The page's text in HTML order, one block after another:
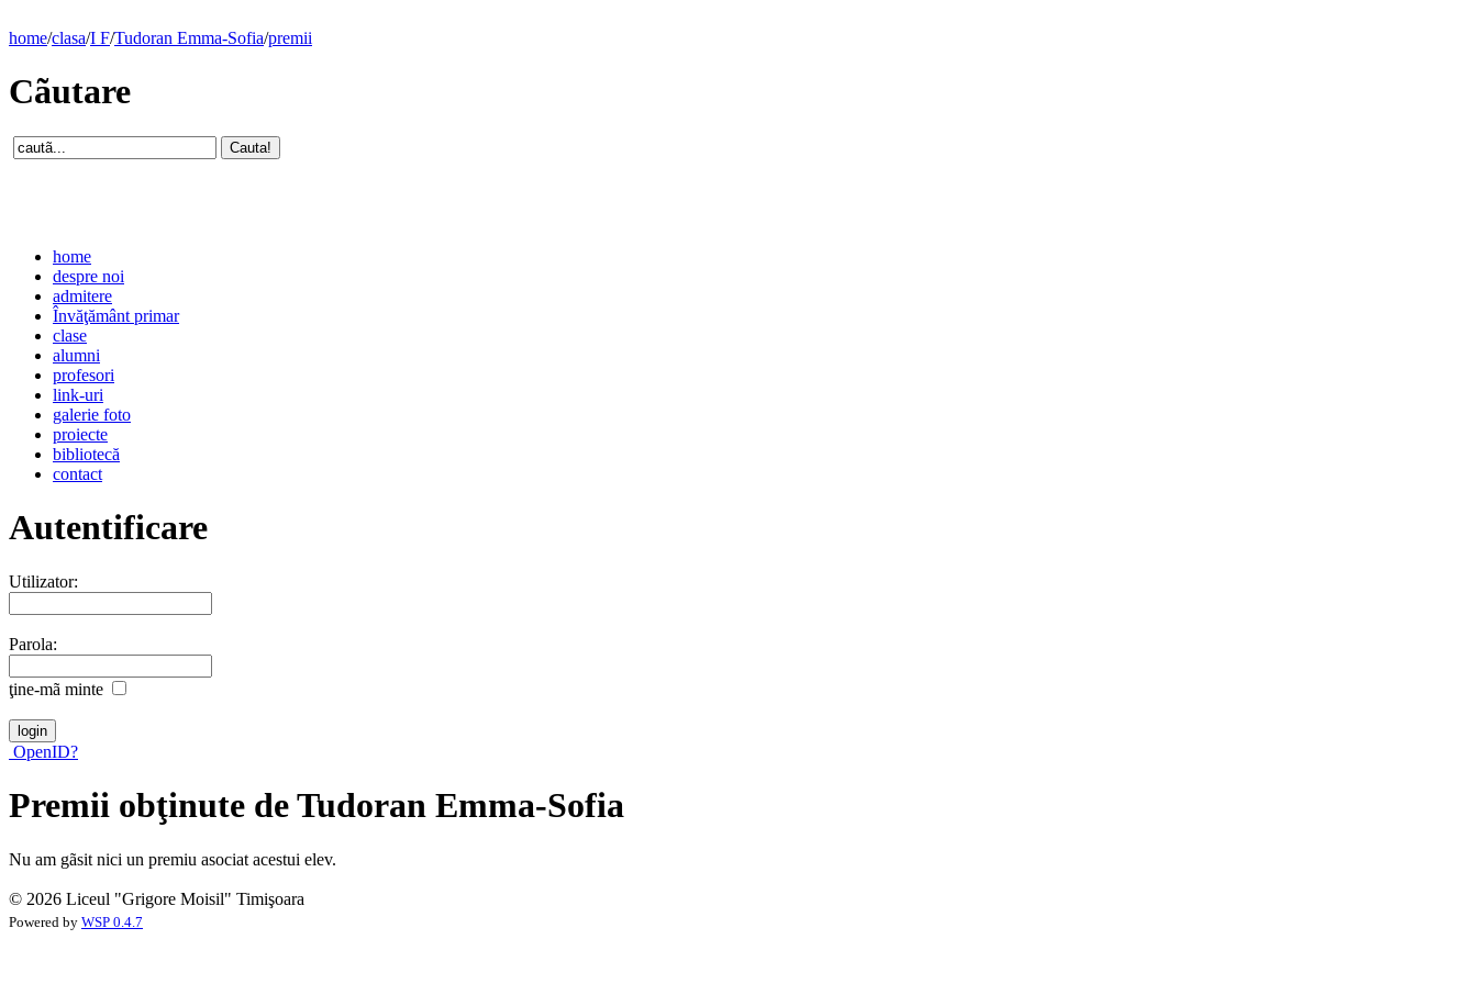
home/clasa/I F/Tudoran Emma-Sofia/premii
Cãutare
home
despre noi
admitere
Învăţământ primar
clase
alumni
profesori
link-uri
galerie foto
proiecte
bibliotecă
contact
Autentificare
Utilizator:
Parola:
ţine-mã minte
OpenID?
Premii obţinute de Tudoran Emma-Sofia
Nu am gãsit nici un premiu asociat acestui elev.
© 2026 Liceul "Grigore Moisil" Timişoara
Powered by WSP 0.4.7